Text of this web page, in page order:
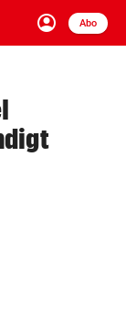
account_circle
Anmelden
Abo
Schließen